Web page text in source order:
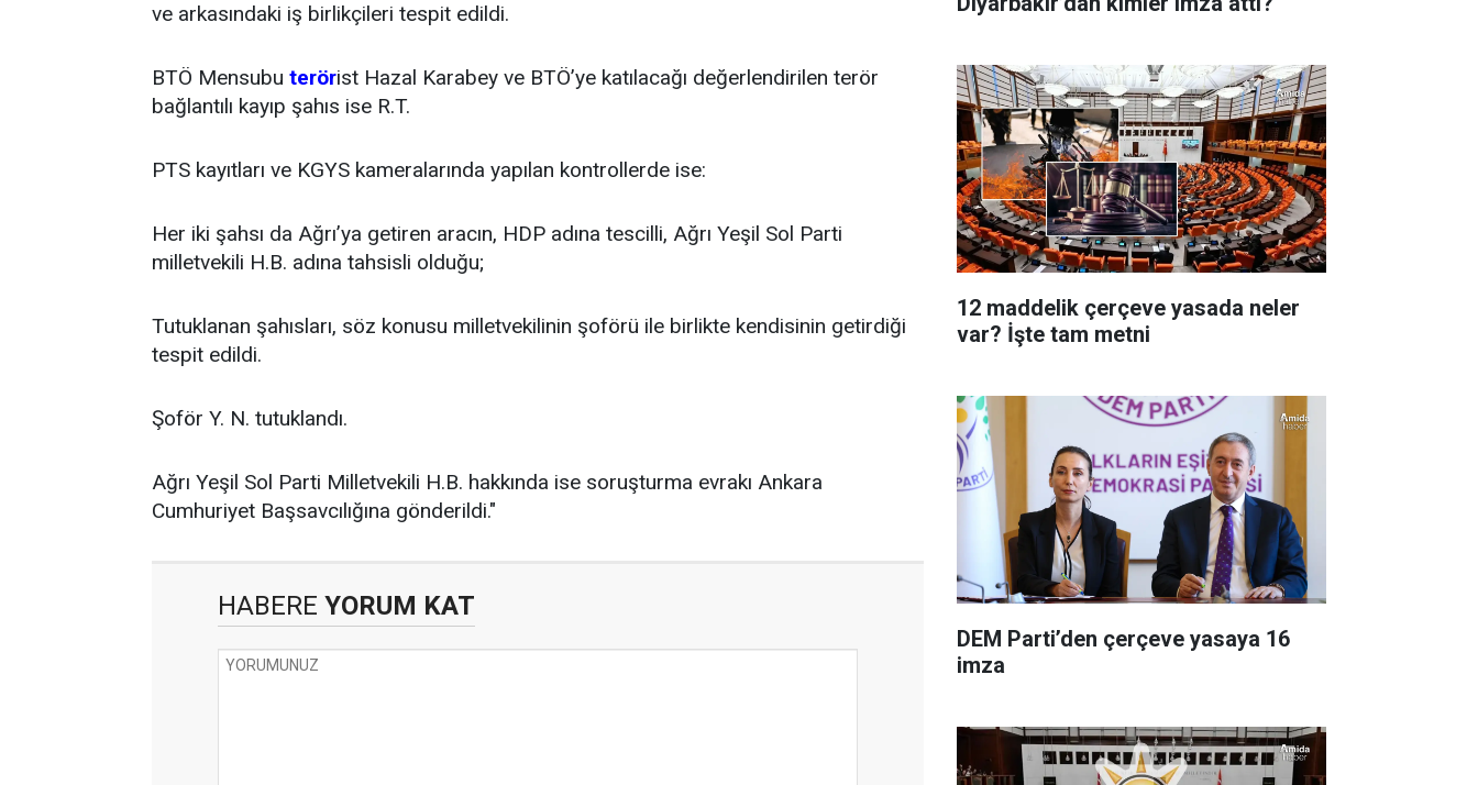
ve arkasındaki iş birlikçileri tespit edildi.
BTÖ Mensubu terörist Hazal Karabey ve BTÖ’ye katılacağı değerlendirilen terör
bağlantılı kayıp şahıs ise R.T.
PTS kayıtları ve KGYS kameralarında yapılan kontrollerde ise:
Her iki şahsı da Ağrı’ya getiren aracın, HDP adına tescilli, Ağrı Yeşil Sol Parti
milletvekili H.B. adına tahsisli olduğu;
Tutuklanan şahısları, söz konusu milletvekilinin şoförü ile birlikte kendisinin getirdiği
tespit edildi.
Şoför Y. N. tutuklandı.
Ağrı Yeşil Sol Parti Milletvekili H.B. hakkında ise soruşturma evrakı Ankara
Cumhuriyet Başsavcılığına gönderildi."
HABERE YORUM KAT
12 maddelik çerçeve yasada neler
var? İşte tam metni
DEM Parti’den çerçeve yasaya 16
imza